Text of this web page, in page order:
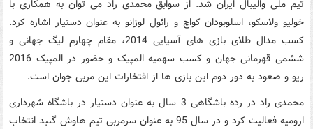
تیم ملی والیبال ایران شد. از سوابق محمدی راد می‌ توان به همکاری با
خولیو ولاسکو، اسلوبودان کواچ و رائول لوزانو به عنوان دستیار اشاره کرد.
کسب مدال طلای بازی های آسیایی 2014، مقام چهارم لیگ جهانی و
ششمی قهرمانی جهان و کسب سهمیه المپیک و حضور در المپیک 2016
ریو و صعود به دور دوم این بازی ها از افتخارات این مربی جوان است.
محمدی راد در رده باشگاهی 3 سال به عنوان دستیار در باشگاه شهرداری
ارومیه فعالیت کرد و در سال 95 به عنوان سرمربی تیم هاوش گنبد انتخاب